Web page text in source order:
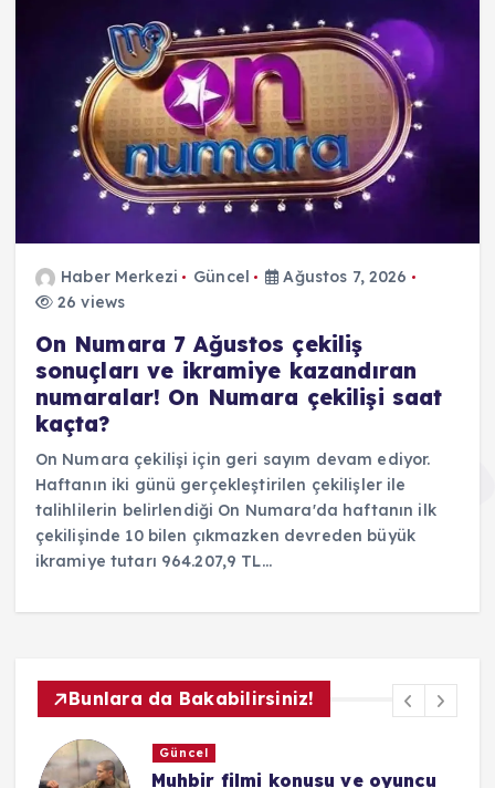
Haber Merkezi Güncel
Ağustos 7, 2026
26 views
On Numara 7 Ağustos çekiliş
sonuçları ve ikramiye kazandıran
numaralar! On Numara çekilişi saat
kaçta?
On Numara çekilişi için geri sayım devam ediyor.
Haftanın iki günü gerçekleştirilen çekilişler ile
talihlilerin belirlendiği On Numara'da haftanın ilk
çekilişinde 10 bilen çıkmazken devreden büyük
ikramiye tutarı 964.207,9 TL…
Bunlara da Bakabilirsiniz!
Güncel
Cenazemize Hoş Geldiniz filmi